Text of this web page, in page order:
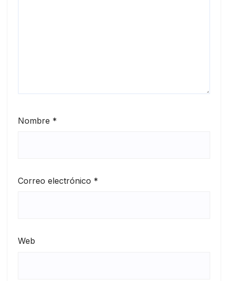
Nombre *
Correo electrónico *
Web